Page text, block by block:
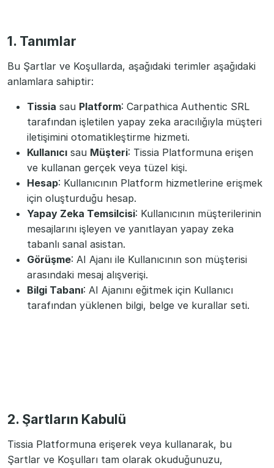
1. Tanımlar
Bu Şartlar ve Koşullarda, aşağıdaki terimler aşağıdaki
anlamlara sahiptir:
Tissia sau Platform: Carpathica Authentic SRL
tarafından işletilen yapay zeka aracılığıyla müşteri
iletişimini otomatikleştirme hizmeti.
Kullanıcı sau Müşteri: Tissia Platformuna erişen
ve kullanan gerçek veya tüzel kişi.
Hesap: Kullanıcının Platform hizmetlerine erişmek
için oluşturduğu hesap.
Yapay Zeka Temsilcisi: Kullanıcının müşterilerinin
mesajlarını işleyen ve yanıtlayan yapay zeka
tabanlı sanal asistan.
Görüşme: AI Ajanı ile Kullanıcının son müşterisi
arasındaki mesaj alışverişi.
Bilgi Tabanı: AI Ajanını eğitmek için Kullanıcı
tarafından yüklenen bilgi, belge ve kurallar seti.
2. Şartların Kabulü
Tissia Platformuna erişerek veya kullanarak, bu
Şartlar ve Koşulları tam olarak okuduğunuzu,